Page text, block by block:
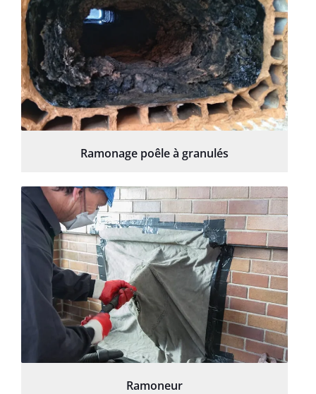
Ramonage poêle à granulés
Ramoneur